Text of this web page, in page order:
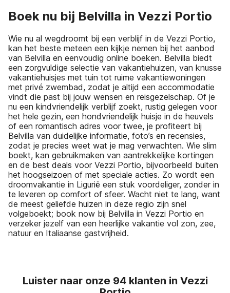
Boek nu bij Belvilla in Vezzi Portio
Wie nu al wegdroomt bij een verblijf in de Vezzi Portio,
kan het beste meteen een kijkje nemen bij het aanbod
van Belvilla en eenvoudig online boeken. Belvilla biedt
een zorgvuldige selectie van vakantiehuizen, van knusse
vakantiehuisjes met tuin tot ruime vakantiewoningen
met privé zwembad, zodat je altijd een accommodatie
vindt die past bij jouw wensen en reisgezelschap. Of je
nu een kindvriendelijk verblijf zoekt, rustig gelegen voor
het hele gezin, een hondvriendelijk huisje in de heuvels
of een romantisch adres voor twee, je profiteert bij
Belvilla van duidelijke informatie, foto’s en recensies,
zodat je precies weet wat je mag verwachten. Wie slim
boekt, kan gebruikmaken van aantrekkelijke kortingen
en de best deals voor Vezzi Portio, bijvoorbeeld buiten
het hoogseizoen of met speciale acties. Zo wordt een
droomvakantie in Ligurië een stuk voordeliger, zonder in
te leveren op comfort of sfeer. Wacht niet te lang, want
de meest geliefde huizen in deze regio zijn snel
volgeboekt; book now bij Belvilla in Vezzi Portio en
verzeker jezelf van een heerlijke vakantie vol zon, zee,
natuur en Italiaanse gastvrijheid.
Luister naar onze 94 klanten in Vezzi